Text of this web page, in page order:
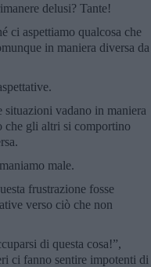
delusi? Tante!
ci aspettiamo qualcosa che
in maniera diversa da
situazioni vadano in maniera
che gli altri si comportino
male.
frustrazione fosse
verso ciò che non
di questa cosa!”,
ci fanno sentire impotenti di